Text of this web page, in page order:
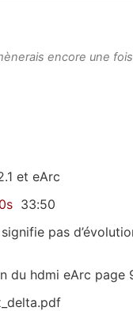
encore une
et eArc
33:50
pas
du hdmi eArc page